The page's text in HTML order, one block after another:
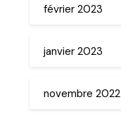
février 2023
janvier 2023
novembre 2022